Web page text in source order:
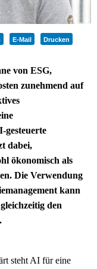
E-Mail Drucken
von ESG,
zunehmend auf
gesteuerte
dabei,
ökonomisch als
Die Verwendung
kann
den
steht AI für eine